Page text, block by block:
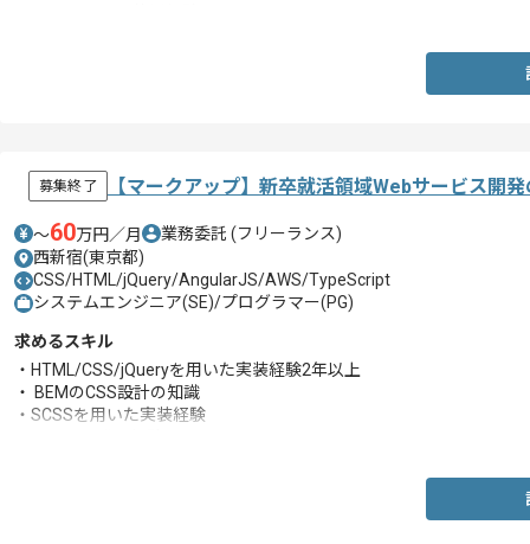
募集終了 【マークアップ】新卒就活領域Webサービス開
〜60万円／月 業務委託 (フリーランス)
西新宿(東京都)
CSS/HTML/jQuery/AngularJS/AWS/TypeScript
システムエンジニア(SE)/プログラマー(PG)
求めるスキル
・HTML/CSS/jQueryを用いた実装経験2年以上
・ BEMのCSS設計の知識
・SCSSを用いた実装経験